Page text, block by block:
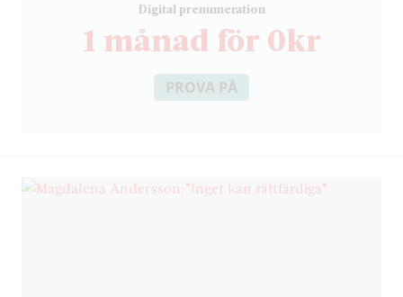
Digital prenumeration
1 månad för 0kr
PROVA PÅ